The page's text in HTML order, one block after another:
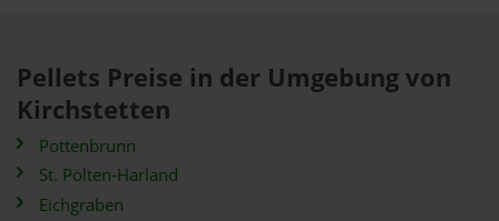
Pellets Preise in der Umgebung von
Kirchstetten
Pottenbrunn
St. Pölten-Harland
Eichgraben